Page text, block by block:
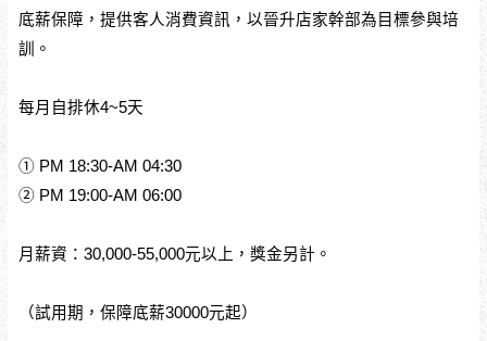
底薪保障，提供客人消費資訊，以晉升店家幹部為目標參與培
訓。
每月自排休4~5天
① PM 18:30-AM 04:30
② PM 19:00-AM 06:00
月薪資：30,000-55,000元以上，獎金另計。
（試用期，保障底薪30000元起）